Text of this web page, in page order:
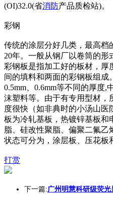
(OI)32.0(省消防产品质检站)。
彩钢
传统的涂层分好几类，最高档
20年。一般从钢厂以卷筒的
彩钢板是指加工好的板材，厚
间的填料和两面的彩钢板组成
0.5mm、0.6mm等不同的厚度,
沫塑料等。由于有专用型材，
度很快（如非典时的小汤山
板为冷轧基板，热镀锌基板和
脂、硅改性聚脂、偏聚二氟
状态可分为，涂层板、压花板
打赏
下一篇:广州明慧科研级荧